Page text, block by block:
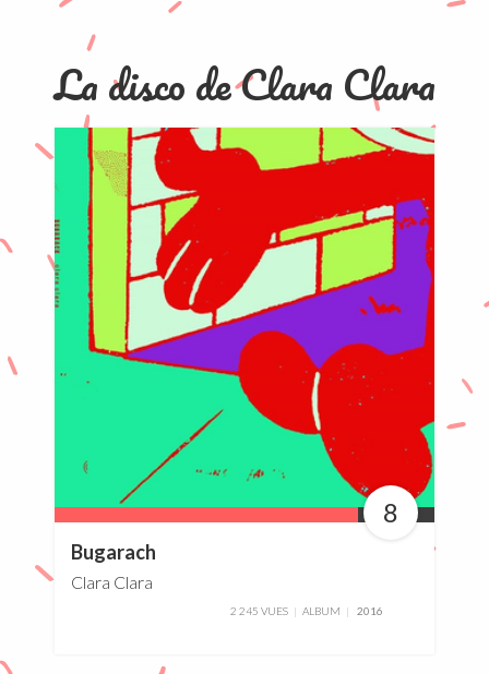
La disco de Clara Clara
8
Bugarach
Clara Clara
2 245 VUES ALBUM 2016